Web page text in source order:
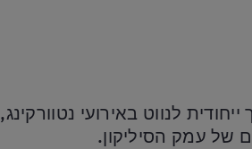
לנווט באירועי נטוורקינג,
של עמק הסיליקון.